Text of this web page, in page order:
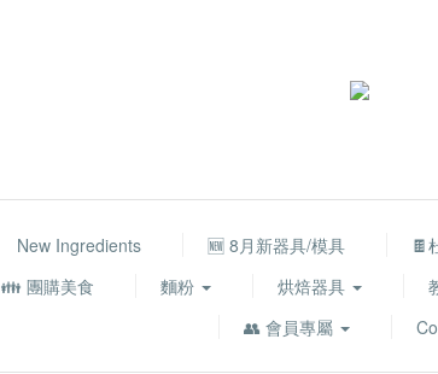
New Ingredients 🆕 8月新器具/模具 🍫
👪 團購美食 麵粉 烘焙器具
👥 會員專屬